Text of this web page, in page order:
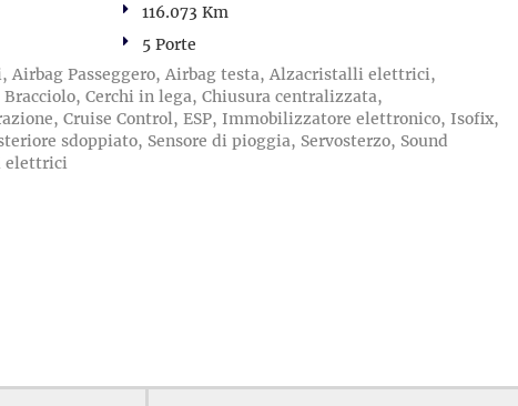
116.073 Km
5 Porte
Airbag Passeggero, Airbag testa, Alzacristalli elettrici,
Cerchi in lega, Chiusura centralizzata,
Cruise Control, ESP, Immobilizzatore elettronico, Isofix,
sdoppiato, Sensore di pioggia, Servosterzo, Sound
elettrici